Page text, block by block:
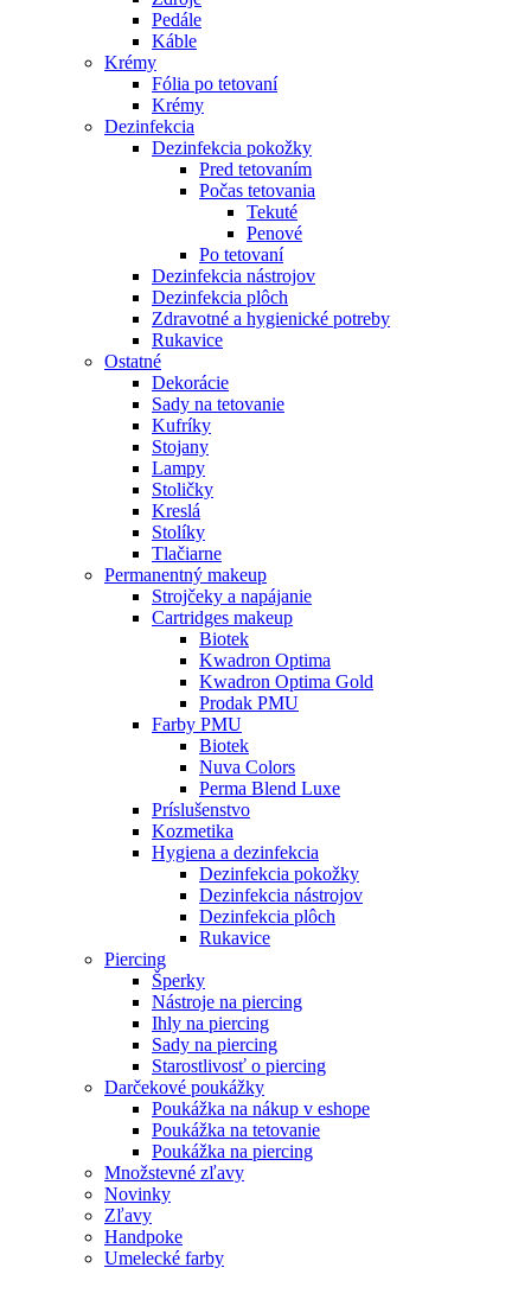
Pedále
Káble
Krémy
Fólia po tetovaní
Krémy
Dezinfekcia
Dezinfekcia pokožky
Pred tetovaním
Počas tetovania
Tekuté
Penové
Po tetovaní
Dezinfekcia nástrojov
Dezinfekcia plôch
Zdravotné a hygienické potreby
Rukavice
Ostatné
Dekorácie
Sady na tetovanie
Kufríky
Stojany
Lampy
Stoličky
Kreslá
Stolíky
Tlačiarne
Permanentný makeup
Strojčeky a napájanie
Cartridges makeup
Biotek
Kwadron Optima
Kwadron Optima Gold
Prodak PMU
Farby PMU
Biotek
Nuva Colors
Perma Blend Luxe
Príslušenstvo
Kozmetika
Hygiena a dezinfekcia
Dezinfekcia pokožky
Dezinfekcia nástrojov
Dezinfekcia plôch
Rukavice
Piercing
Šperky
Nástroje na piercing
Ihly na piercing
Sady na piercing
Starostlivosť o piercing
Darčekové poukážky
Poukážka na nákup v eshope
Poukážka na tetovanie
Poukážka na piercing
Množstevné zľavy
Novinky
Zľavy
Handpoke
Umelecké farby